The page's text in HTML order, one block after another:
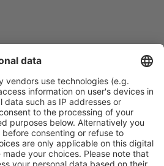
tale.
cu opțiune gratuită de anulare.
mult